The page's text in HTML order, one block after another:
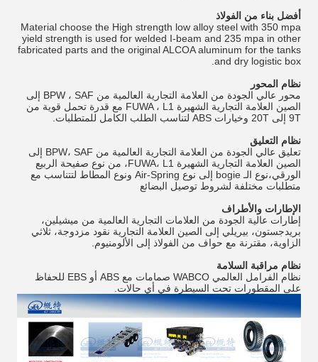
أفضل بناء من الفولاذ
Material choose the High strength low alloy steel with 350 mpa
yield strength is used for welded I-beam and 235 mpa in other
fabricated parts and the original ALCOA aluminum for the tanks
and dry logistic box.
نظام المحور
محور عالي الجودة من العلامة التجارية العالمية من BPW ، SAF إلى
الصين العلامة التجارية الشهيرة FUWA ، L1 مع قدرة تحمل قوية من
9T إلى 20T وخيارات ABS لتناسب الطلب الكامل للمتطلبات.
نظام التعليق
تعليق عالي الجودة من العلامة التجارية العالمية من BPW، SAF إلى
الصين العلامة التجارية الشهيرة FUWA، L1، من نوع صفيحة الربيع
الورقي،نوع الـ bogie إلى نوع Air-Spring ونوع المطاط لتتناسب مع
متطلبات مختلفة لشروط توصيل البضائع
الإطارات والأطراف
إطارات عالية الجودة من العلامات التجارية العالمية من ميشيلين،
بريدجستون، بيريلي إلى الصين العلامة التجارية نقود مزدوجة، ثلاثي
الزاوية، مقترنة مع حواف من الفولاذ إلى الألومنيوم.
نظام مراقبة السلامة
نظام الفرامل العالمي WABCO صمامات مع ABS أو EBS للحفاظ
على المقطورات تحت السيطرة في أي حالات.